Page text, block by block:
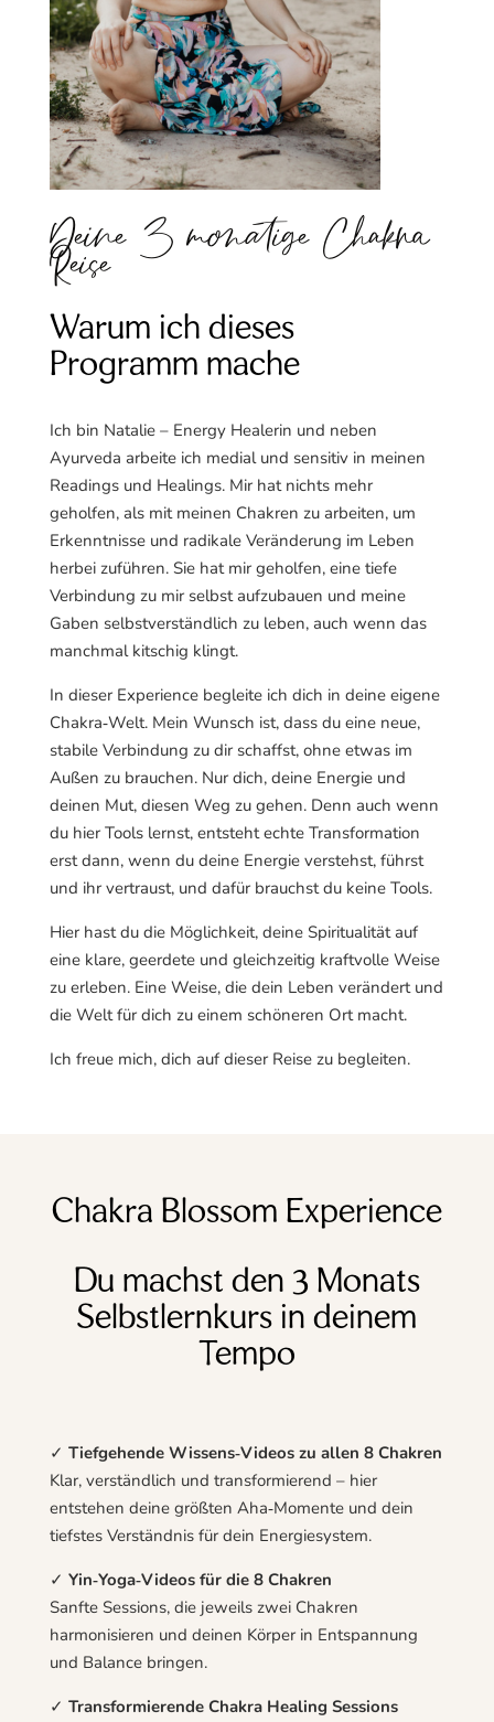
Deine 3 monatige Chakra
Reise
Warum ich dieses
Programm mache
Ich bin Natalie – Energy Healerin und neben
Ayurveda arbeite ich medial und sensitiv in meinen
Readings und Healings. Mir hat nichts mehr
geholfen, als mit meinen Chakren zu arbeiten, um
Erkenntnisse und radikale Veränderung im Leben
herbei zuführen. Sie hat mir geholfen, eine tiefe
Verbindung zu mir selbst aufzubauen und meine
Gaben selbstverständlich zu leben, auch wenn das
manchmal kitschig klingt.
In dieser Experience begleite ich dich in deine eigene
Chakra‑Welt. Mein Wunsch ist, dass du eine neue,
stabile Verbindung zu dir schaffst, ohne etwas im
Außen zu brauchen. Nur dich, deine Energie und
deinen Mut, diesen Weg zu gehen. Denn auch wenn
du hier Tools lernst, entsteht echte Transformation
erst dann, wenn du deine Energie verstehst, führst
und ihr vertraust, und dafür brauchst du keine Tools.
Hier hast du die Möglichkeit, deine Spiritualität auf
eine klare, geerdete und gleichzeitig kraftvolle Weise
zu erleben. Eine Weise, die dein Leben verändert und
die Welt für dich zu einem schöneren Ort macht.
Ich freue mich, dich auf dieser Reise zu begleiten.
Chakra Blossom Experience
Du machst den 3 Monats
Selbstlernkurs in deinem
Tempo
✓ Tiefgehende Wissens‑Videos zu allen 8 Chakren
Klar, verständlich und transformierend – hier
entstehen deine größten Aha‑Momente und dein
tiefstes Verständnis für dein Energiesystem.
✓ Yin‑Yoga‑Videos für die 8 Chakren
Sanfte Sessions, die jeweils zwei Chakren
harmonisieren und deinen Körper in Entspannung
und Balance bringen.
✓ Transformierende Chakra Healing Sessions